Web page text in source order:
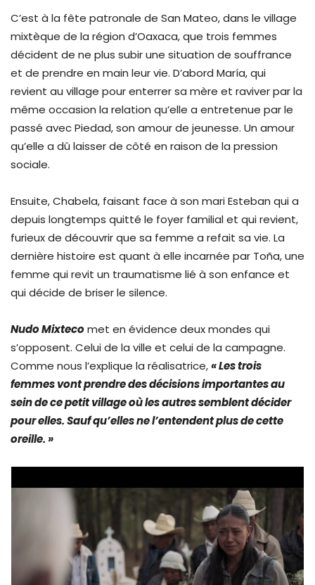
C’est à la fête patronale de San Mateo, dans le village
mixtèque de la région d’Oaxaca, que trois femmes
décident de ne plus subir une situation de souffrance
et de prendre en main leur vie. D’abord María, qui
revient au village pour enterrer sa mère et raviver par la
même occasion la relation qu’elle a entretenue par le
passé avec Piedad, son amour de jeunesse. Un amour
qu’elle a dû laisser de côté en raison de la pression
sociale.
Ensuite, Chabela, faisant face à son mari Esteban qui a
depuis longtemps quitté le foyer familial et qui revient,
furieux de découvrir que sa femme a refait sa vie. La
dernière histoire est quant à elle incarnée par Toña, une
femme qui revit un traumatisme lié à son enfance et
qui décide de briser le silence.
Nudo Mixtecomet en évidence deux mondes qui
s’opposent. Celui de la ville et celui de la campagne.
Comme nous l’explique la réalisatrice,« Les trois
femmes vont prendre des décisions importantes au
sein de ce petit village où les autres semblent décider
pour elles. Sauf qu’elles ne l’entendent plus de cette
oreille. »